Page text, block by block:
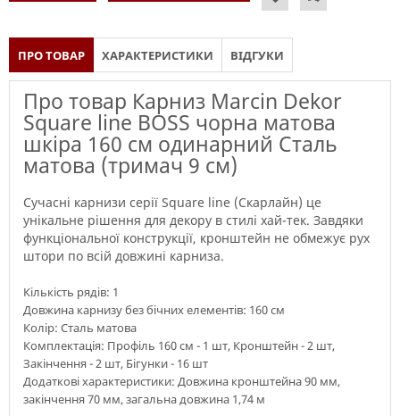
ПРО ТОВАР ХАРАКТЕРИСТИКИ ВІДГУКИ
Про товар Карниз Marcin Dekor
Square line BOSS чорна матова
шкіра 160 см одинарний Сталь
матова (тримач 9 см)
Сучасні карнизи серії Square line (Скарлайн) це
унікальне рішення для декору в стилі хай-тек. Завдяки
функціональної конструкції, кронштейн не обмежує рух
штори по всій довжині карниза.
Кількість рядів: 1
Довжина карнизу без бічних елементів: 160 см
Колір: Сталь матова
Комплектація: Профіль 160 см - 1 шт, Кронштейн - 2 шт,
Закінчення - 2 шт, Бігунки - 16 шт
Додаткові характеристики: Довжина кронштейна 90 мм,
закінчення 70 мм, загальна довжина 1,74 м